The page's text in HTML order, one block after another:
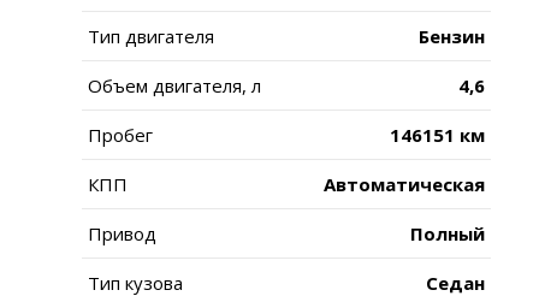
Тип двигателя Бензин
Объем двигателя, л 4,6
Пробег 146151 км
КПП Автоматическая
Привод Полный
Тип кузова Седан